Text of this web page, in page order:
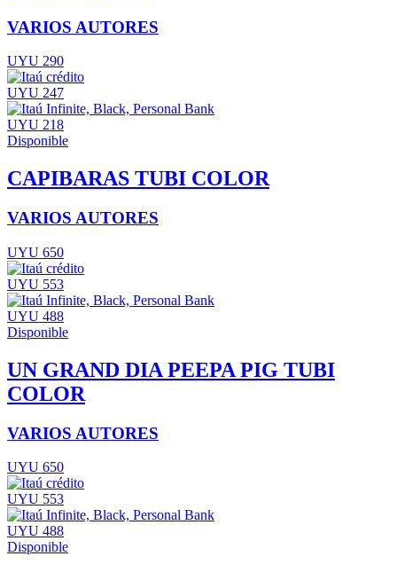
VARIOS AUTORES
UYU 290
UYU 247
UYU 218
Disponible
CAPIBARAS TUBI COLOR
VARIOS AUTORES
UYU 650
UYU 553
UYU 488
Disponible
UN GRAND DIA PEEPA PIG TUBI
COLOR
VARIOS AUTORES
UYU 650
UYU 553
UYU 488
Disponible